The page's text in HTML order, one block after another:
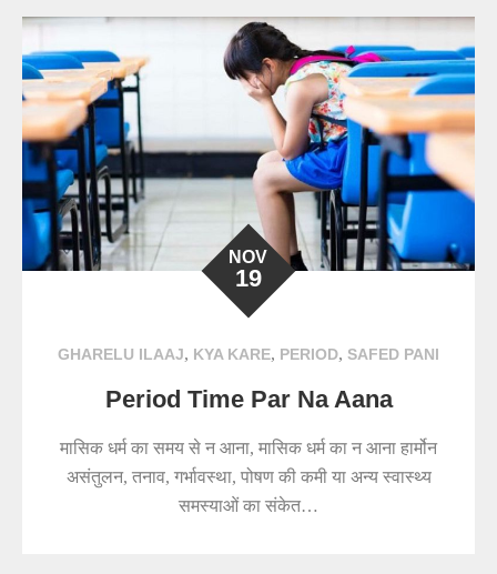
NOV
19
GHARELU ILAAJ, KYA KARE, PERIOD, SAFED PANI
Period Time Par Na Aana
मासिक धर्म का समय से न आना, मासिक धर्म का न आना हार्मोन
असंतुलन, तनाव, गर्भावस्था, पोषण की कमी या अन्य स्वास्थ्य
समस्याओं का संकेत…